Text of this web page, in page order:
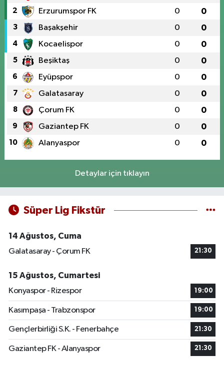
2 Erzurumspor FK 0 0
3 Başakşehir 0 0
4 Kocaelispor 0 0
5 Beşiktaş 0 0
6 Eyüpspor 0 0
7 Galatasaray 0 0
8 Çorum FK 0 0
9 Gaziantep FK 0 0
10 Alanyaspor 0 0
Detaylar için tıklayın
Süper Lig Fikstür
14 Ağustos, Cuma
Galatasaray - Çorum FK
21:30
15 Ağustos, Cumartesi
Konyaspor - Rizespor
19:00
Kasımpaşa - Trabzonspor 19:00
Gençlerbirliği S.K. - Fenerbahçe 21:30
Gaziantep FK - Alanyaspor 21:30